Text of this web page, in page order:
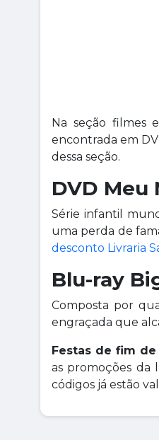
Na seção filmes
encontrada em
dessa seção.
DVD Meu
Série infantil
uma perda de
desconto Livraria
Blu-ray
Composta por
engraçada que
Festas de fim
as promoções da
códigos já estão